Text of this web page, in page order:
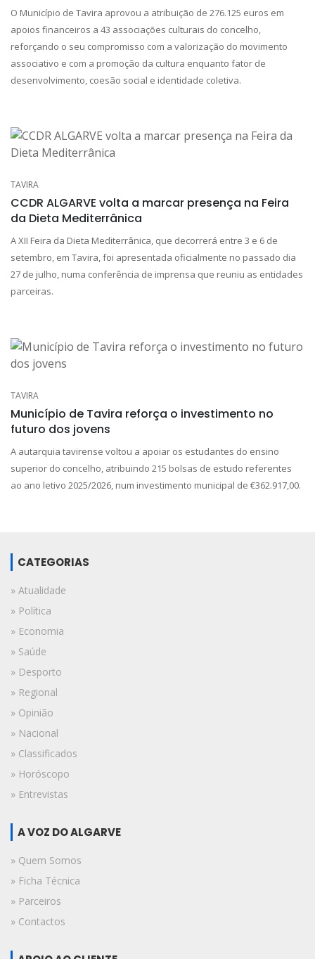
O Município de Tavira aprovou a atribuição de 276.125 euros em
apoios financeiros a 43 associações culturais do concelho,
reforçando o seu compromisso com a valorização do movimento
associativo e com a promoção da cultura enquanto fator de
desenvolvimento, coesão social e identidade coletiva.
TAVIRA
CCDR ALGARVE volta a marcar presença na Feira
da Dieta Mediterrânica
A XII Feira da Dieta Mediterrânica, que decorrerá entre 3 e 6 de
setembro, em Tavira, foi apresentada oficialmente no passado dia
27 de julho, numa conferência de imprensa que reuniu as entidades
parceiras.
TAVIRA
Município de Tavira reforça o investimento no
futuro dos jovens
A autarquia tavirense voltou a apoiar os estudantes do ensino
superior do concelho, atribuindo 215 bolsas de estudo referentes
ao ano letivo 2025/2026, num investimento municipal de €362.917,00.
CATEGORIAS
» Atualidade
» Política
» Economia
» Saúde
» Desporto
» Regional
» Opinião
» Nacional
» Classificados
» Horóscopo
» Entrevistas
A VOZ DO ALGARVE
» Quem Somos
» Ficha Técnica
» Parceiros
» Contactos